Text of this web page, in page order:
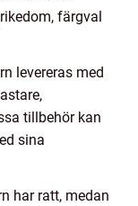
färgval
levereras med
tillbehör kan
sina
har ratt, medan